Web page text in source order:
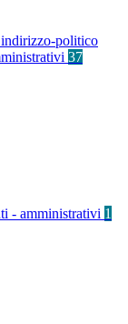
politico
37
- amministrativi 1